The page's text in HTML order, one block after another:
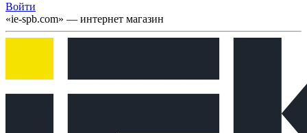
Войти
«ie-spb.com» — интернет магазин